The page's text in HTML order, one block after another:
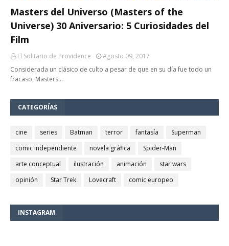
Masters del Universo (Masters of the
Universe) 30 Aniversario: 5 Curiosidades del
Film
El Solitario de Providence
Agosto 09, 2017
Considerada un clásico de culto a pesar de que en su día fue todo un
fracaso, Masters…
CATEGORÍAS
cine series Batman terror fantasía
Superman
comic independiente
novela gráfica
Spider-Man
arte conceptual
ilustración animación
star wars
opinión
Star Trek Lovecraft comic europeo
INSTAGRAM